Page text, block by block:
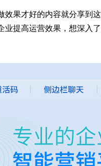
果才好的内容就分享到
提高运营效果，想深入